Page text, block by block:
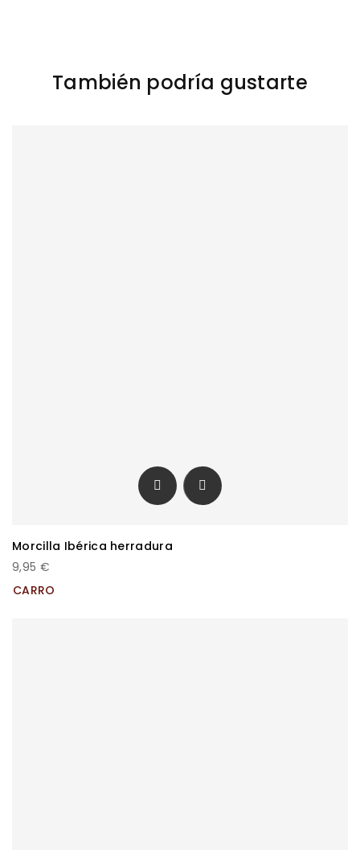
También podría gustarte
 
Morcilla Ibérica herradura
9,95 €
CARRO